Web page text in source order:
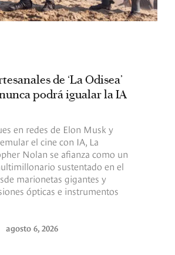
de ‘La Odisea’
podrá igualar la IA
en redes de Elon Musk y
el cine con IA, La
Nolan se afianza como un
sustentado en el
marionetas gigantes y
ópticas e instrumentos
agosto 6, 2026